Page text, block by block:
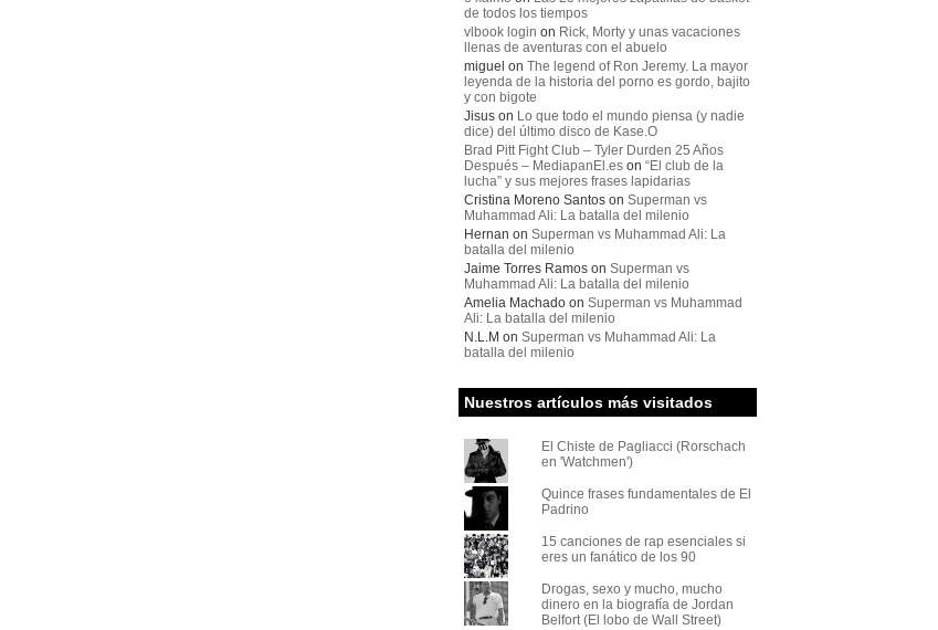
de todos los tiempos
vlbook login on Rick, Morty y unas vacaciones
llenas de aventuras con el abuelo
miguel on The legend of Ron Jeremy. La mayor
leyenda de la historia del porno es gordo, bajito
y con bigote
Jisuson Lo que todo el mundo piensa (y nadie
dice) del último disco de Kase.O
Brad Pitt Fight Club – Tyler Durden 25 Años
Después – MediapanEl.eson “El club de la
lucha” y sus mejores frases lapidarias
Cristina Moreno Santoson Superman vs
Muhammad Ali: La batalla del milenio
Hernan on Superman vs Muhammad Ali: La
batalla del milenio
Jaime Torres Ramoson Superman vs
Muhammad Ali: La batalla del milenio
Amelia Machadoon Superman vs Muhammad
Ali: La batalla del milenio
N.L.M on Superman vs Muhammad Ali: La
batalla del milenio
Nuestros artículos más visitados
El Chiste de Pagliacci (Rorschach
en 'Watchmen')
Quince frases fundamentales de El
Padrino
15 canciones de rap esenciales si
eres un fanático de los 90
Drogas, sexo y mucho, mucho
dinero en la biografía de Jordan
Belfort (El lobo de Wall Street)